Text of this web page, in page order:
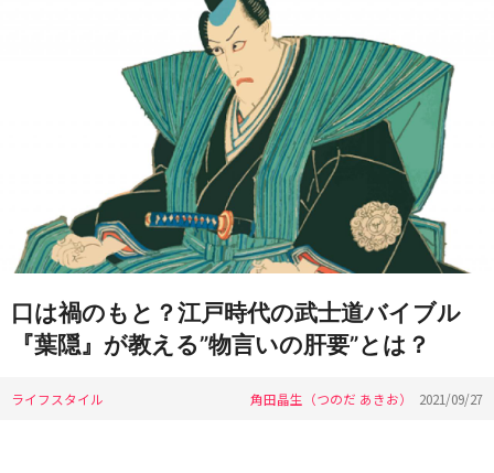
口は禍のもと？江戸時代の武士道バイブル
『葉隠』が教える”物言いの肝要”とは？
ライフスタイル 角田晶生（つのだ あきお） 2021/09/27